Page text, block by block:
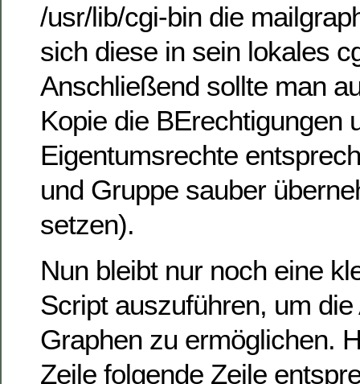
/usr/lib/cgi-bin die
sich diese in sein lokales
Anschließend sollte man
Kopie die BErechtigungen
Eigentumsrechte
und Gruppe sauber
setzen).
Nun bleibt nur noch eine
Script auszuführen, um
Graphen zu ermöglichen.
Zeile folgende Zeile